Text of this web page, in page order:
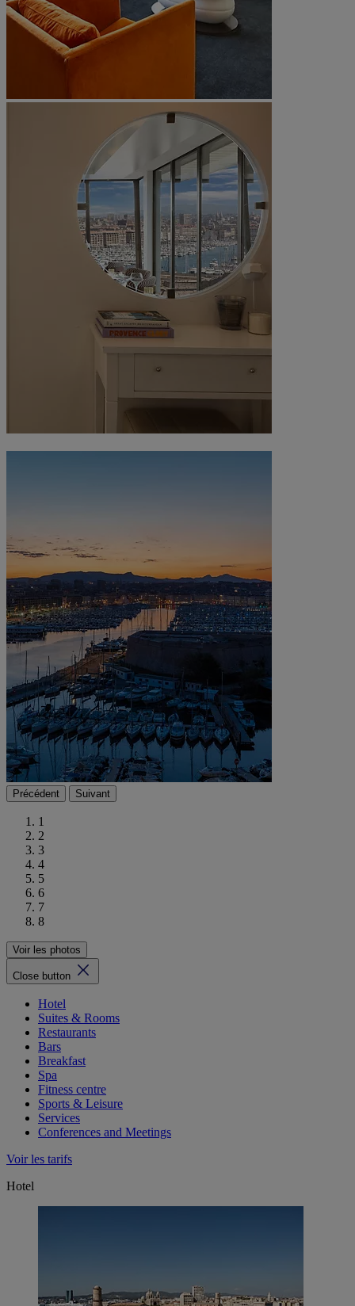
Précédent Suivant
1
2
3
4
5
6
7
8
Voir les photos
Close button
Hotel
Suites & Rooms
Restaurants
Bars
Breakfast
Spa
Fitness centre
Sports & Leisure
Services
Conferences and Meetings
Voir les tarifs
Hotel